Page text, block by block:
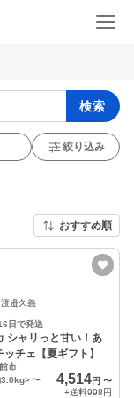
検索
絞り込み
おすすめ順
渡邉久義
日で発送
シャリっと甘い！あ
ッチェ【夏ギフト】
市
3.0kg> 〜 4,514円 〜
+送料998円